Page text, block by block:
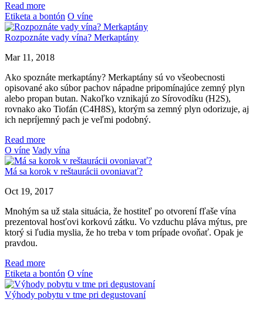
Read more
Etiketa a bontón O víne
Rozpoznáte vady vína? Merkaptány
Mar 11, 2018
Ako spoznáte merkaptány? Merkaptány sú vo všeobecnosti
opisované ako súbor pachov nápadne pripomínajúce zemný plyn
alebo propan butan. Nakoľko vznikajú zo Sírovodíku (H2S),
rovnako ako Tiofán (C4H8S), ktorým sa zemný plyn odorizuje, aj
ich nepríjemný pach je veľmi podobný.
Read more
O víne Vady vína
Má sa korok v reštaurácii ovoniavať?
Oct 19, 2017
Mnohým sa už stala situácia, že hostiteľ po otvorení fľaše vína
prezentoval hosťovi korkovú zátku. Vo vzduchu pláva mýtus, pre
ktorý si ľudia myslia, že ho treba v tom prípade ovoňať. Opak je
pravdou.
Read more
Etiketa a bontón O víne
Výhody pobytu v tme pri degustovaní